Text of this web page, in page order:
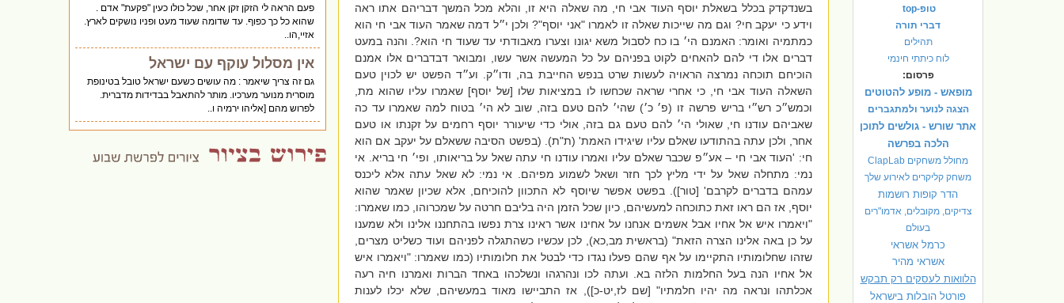
טופ-top
דברי תורה
תהילים
לוח כיתתי חינמי
פרסום:
מופאש - מופע להטוטים
הצגה לנוער ולמתגברים
אתר שורש - גולשים לתוכן
הלכה בפרשה
מחולל משחקים ClapLab
משחק קליקרים לאירוע שלך
הדר קופות רושמות
צדיקים, מקובלים, אדמו"רים
בעולם
כרמל אשראי
אשראי מהיר
הלוואות לעסקים רק תבקש
פורטל הובלות בישראל
בשנדקדק בכלל בשאלת יוסף העוד אבי חי, מה שאלה היא זו, והלא מכל המשך דבריהם אתו ראה
וידע כי יעקב חי? וגם מה שייכות שאלה זו לאמרו "אני יוסף"? ולכן י״ל דמה שאמר העוד אבי חי הוא
כמתמיה ואומר: האמנם הי׳ בו כח לסבול משא יגונו וצערו מאבודתי עד שעוד חי הוא?. והנה במעט
דברים אלו די להם להאחים לקוט בפניהם על כל המעשה אשר עשו, ומבואר דבדברים אלו אמנם
הוכיחם תוכחה נמרצה הראויה לעשות שרט בנפש החייבת בה, ודו״ק. וע״ד הפשט יש לכוין טעם
השאלה העוד אבי חי, כי אחרי שראה שכחשו לו במציאות שלו [של יוסף] שאמרו עליו שהוא מת,
וכמש״כ רש״י בריש פרשה זו (פ׳ כ׳) שהי׳ להם טעם בזה, שוב לא הי׳ בטוח למה שאמרו עד כה
שאביהם עודנו חי, שאולי הי׳ להם טעם גם בזה, אולי כדי שיעורר יוסף רחמים על זקנתו או טעם
אחר, ולכן עתה בהתודעו שאלם עליו שיגידו האמת' (ת"ת). (בפשט הסיבה ששאלם על יעקב אם הוא
חי: 'העוד אבי חי – אע״פ שכבר שאלם עליו ואמרו עודנו חי עתה שאל על בריאותו, ופי׳ חי בריא. אי
נמי: מתחלה שאל על ידי מליץ לכך חזר ושאל לשמוע מפיהם. אי נמי: לא שאל עתה אלא ליכנס
עמהם בדברים לקרבם' [טור]). בפשט אפשר שיוסף לא התכוון להוכיחם, אלא שכיון שאמר שהוא
יוסף, אז הם ראו זאת כתוכחה למעשיהם, כיון שכל הזמן היה בליבם חרטה על שמכרוהו, כמו שאמרו:
"ויאמרו איש אל אחיו אבל אשמים אנחנו על אחינו אשר ראינו צרת נפשו בהתחננו אלינו ולא שמענו
על כן באה אלינו הצרה הזאת" (בראשית מב,כא), לכן עכשיו כשהתגלה לפניהם ועוד כשליט מצרים,
שזהו שחלומותיו התקיימו על אף שהם פעלו נגדו כדי לבטל את חלומותיו (כמו שאמרו: "ויאמרו איש
אל אחיו הנה בעל החלמות הלזה בא. ועתה לכו ונהרגהו ונשלכהו באחד הברות ואמרנו חיה רעה
אכלתהו ונראה מה יהיו חלמתיו" [שם לז,יט-כ]), אז התביישו מאוד במעשיהם, שלא יכלו לענות
פעם הראה לי הזקן זקן אחר, שכל כולו כעין "פקעת" אדם .
שהוא כל כך כפוף. עד שדומה שעוד מעט ופניו נושקים לארץ.
אזיי,הו..
אין מסלול עוקף עם ישראל
גם זה צריך שיאמר : מה עושים כשעם ישראל טובל בטינופת
מוסרית מנוער מערכיו. מותר להתאבל בבדידות מדברית.
לפרוש מהם [אליהו ירמיה ו..